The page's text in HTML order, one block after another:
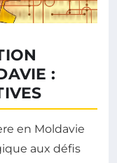
:
en Moldavie
aux défis